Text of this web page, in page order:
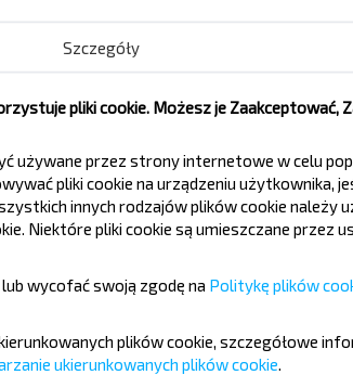
Gdańsk
Szczegóły
pliki cookie. Możesz je Zaakceptować,
używane przez strony internetowe w celu
pliki cookie na urządzeniu użytkownika,
innych rodzajów plików cookie należy
Niektóre pliki cookie są umieszczane przez
wycofać swoją zgodę na Politykę plików
plików cookie, szczegółowe
ukierunkowanych plików cookie